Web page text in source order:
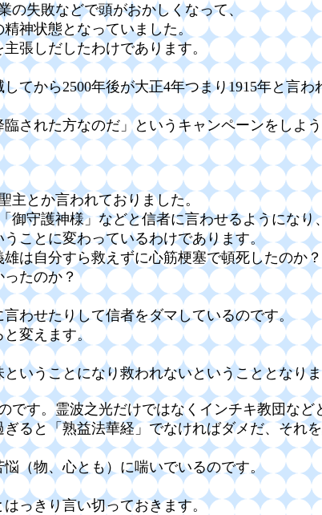
の失敗などで頭がおかしくなって、
神状態となっていました。
張しだしたわけであります。
てから2500年後が大正4年つまり1915年と言
された方なのだ」というキャンペーンをしよ
とか言われておりました。
御守護神様」などと信者に言わせるようになり
ことに変わっているわけであります。
は自分すら救えずに心筋梗塞で頓死したのか？
ったのか？
わせたりして信者をダマしているのです。
変えます。
いうことになり救われないということとなりま
す。霊波之光だけではなくインチキ教団など
ると「熟益法華経」でなければダメだ、それ
（物、心とも）に喘いでいるのです。
っきり言い切っておきます。